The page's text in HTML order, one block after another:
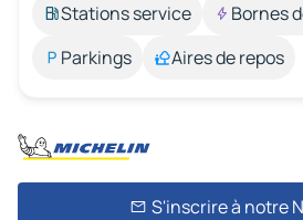
Stations service
Bornes
Parkings
Aires de repos
S'inscrire à notre